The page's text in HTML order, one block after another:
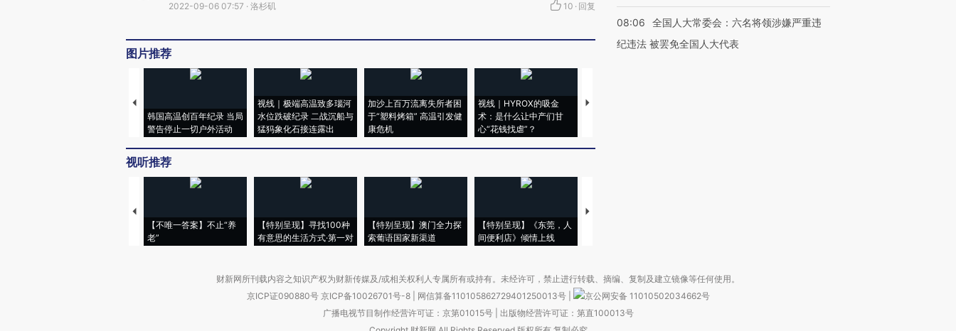
2022-09-06 07:57 · 洛杉矶 10 · 回复
图片推荐
韩国高温创百年纪录 当局
警告停止一切户外活动
视线｜极端高温致多瑙河
水位跌破纪录 二战沉船与
猛犸象化石接连露出
加沙上百万流离失所者困
于“塑料烤箱” 高温引发健
康危机
视线｜HYROX的吸金
术：是什么让中产们甘
心“花钱找虐”？
马航飞行员跨国走私7万
视听推荐
【不唯一答案】不止“养
老”
【特别呈现】寻找100种
有意思的生活方式·第一对
【特别呈现】澳门全力探
索葡语国家新渠道
【特别呈现】《东莞，人
间便利店》倾情上线
【推广】走进第四届链博
08:06
全国人大常委会：六名将领涉嫌严重违
纪违法 被罢免全国人大代表
财新网所刊载内容之知识产权为财新传媒及/或相关权利人专属所有或持有。未经许可，禁止进行转载、摘编、复制及建立镜像等任何使用。
京ICP证090880号 京ICP备10026701号-8 网信算备110105862729401250013号
京公网安备 11010502034662号
广播电视节目制作经营许可证：京第01015号| 出版物经营许可证：第直100013号